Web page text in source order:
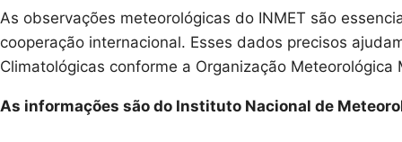
As observações meteorológicas do INMET são
cooperação internacional. Esses dados precisos
Climatológicas conforme a Organização Meteorológica
As informações são do Instituto Nacional de